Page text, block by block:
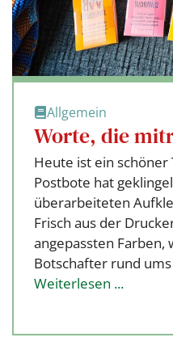
Allgemein
Worte, die
Heute ist ein schöner
Postbote hat
überarbeiteten
Frisch aus der
angepassten Farben,
Botschafter rund
Weiterlesen ...